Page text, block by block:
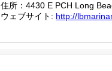
住所：4430 E PCH Long
ウェブサイト: http://lbmarin